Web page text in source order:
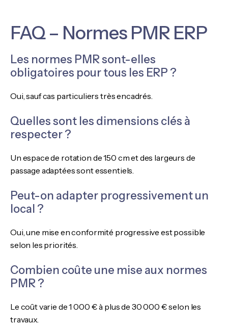
FAQ – Normes PMR ERP
Les normes PMR sont-elles
obligatoires pour tous les ERP ?
Oui, sauf cas particuliers très encadrés.
Quelles sont les dimensions clés à
respecter ?
Un espace de rotation de 150 cm et des largeurs de
passage adaptées sont essentiels.
Peut-on adapter progressivement un
local ?
Oui, une mise en conformité progressive est possible
selon les priorités.
Combien coûte une mise aux normes
PMR ?
Le coût varie de 1 000 € à plus de 30 000 € selon les
travaux.